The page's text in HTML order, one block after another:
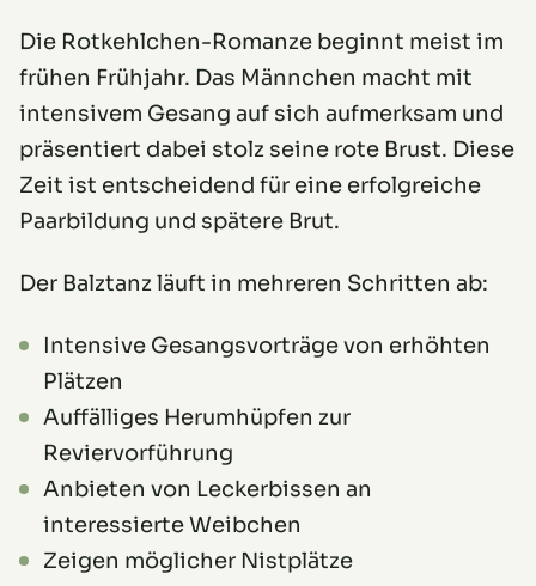
Die Rotkehlchen-Romanze beginnt meist im
frühen Frühjahr. Das Männchen macht mit
intensivem Gesang auf sich aufmerksam und
präsentiert dabei stolz seine rote Brust. Diese
Zeit ist entscheidend für eine erfolgreiche
Paarbildung und spätere Brut.
Der Balztanz läuft in mehreren Schritten ab:
Intensive Gesangsvorträge von erhöhten
Plätzen
Auffälliges Herumhüpfen zur
Reviervorführung
Anbieten von Leckerbissen an
interessierte Weibchen
Zeigen möglicher Nistplätze